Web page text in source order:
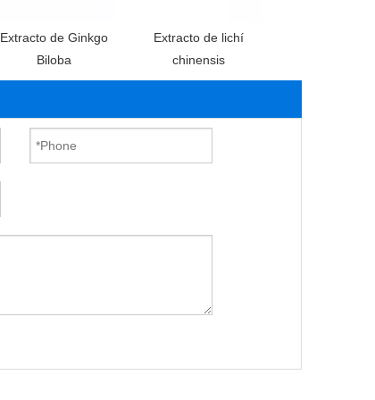
Extracto de Ginkgo
Biloba
Extracto de lichí
chinensis